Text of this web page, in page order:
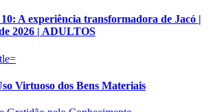
A experiência transformadora de Jacó |
2026 | ADULTOS
Virtuoso dos Bens Materiais